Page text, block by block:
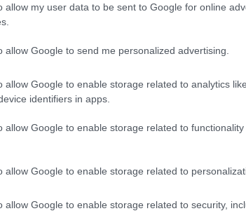
allow my user data to be sent to Google for online
allow Google to send me personalized advertising.
allow Google to enable storage related to analytics
identifiers in apps.
allow Google to enable storage related to
allow Google to enable storage related to
allow Google to enable storage related to security,
παρακάτω βίντεο:
video